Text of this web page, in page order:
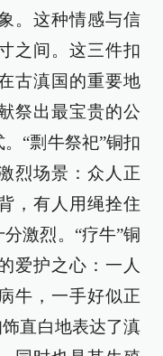
。这种情感与信
之间。这三件扣
古滇国的重要地
祭出最宝贵的公
“剽牛祭祀”铜扣
烈场景：众人正
，有人用绳拴住
激烈。“疗牛”铜
爱护之心：一人
牛，一手好似正
直白地表达了滇